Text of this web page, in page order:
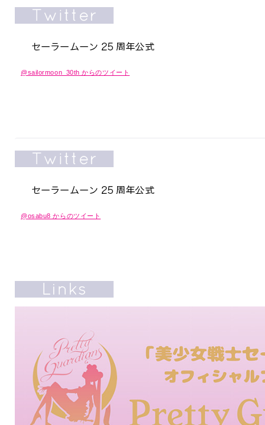
@sailormoon_30th からのツイート
@osabu8 からのツイート